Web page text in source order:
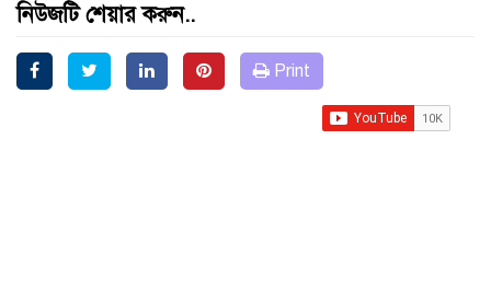
নিউজটি শেয়ার করুন..
Print